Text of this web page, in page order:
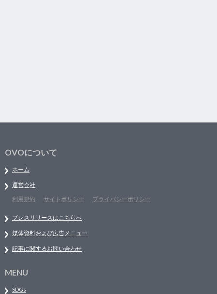
OVOについて
ホーム
運営会社
利用規約
サイトポリシー プライバシーポリシー
プレスリリースはこちらへ
媒体資料および広告メニュー
記事に関するお問い合わせ
MENU
SDGs